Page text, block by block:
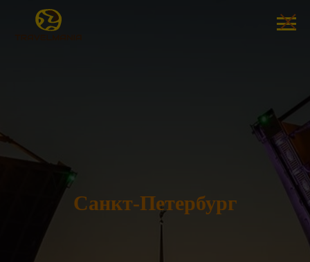
Санкт-Петербург